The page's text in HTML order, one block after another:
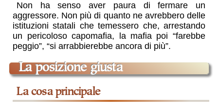
Non ha senso aver paura di fermare un
aggressore. Non più di quanto ne avrebbero delle
istituzioni statali che temessero che, arrestando
un pericoloso capomafia, la mafia poi “farebbe
peggio”, “si arrabbierebbe ancora di più”.
la posizione giusta
la cosa principale